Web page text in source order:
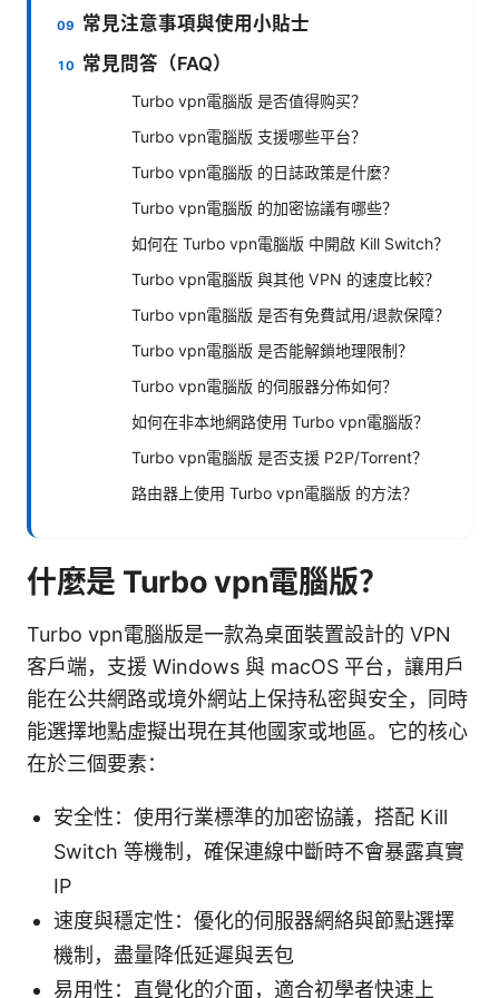
常見注意事項與使用小貼士
常見問答（FAQ）
Turbo vpn電腦版 是否值得购买？
Turbo vpn電腦版 支援哪些平台？
Turbo vpn電腦版 的日誌政策是什麼？
Turbo vpn電腦版 的加密協議有哪些？
如何在 Turbo vpn電腦版 中開啟 Kill Switch？
Turbo vpn電腦版 與其他 VPN 的速度比較？
Turbo vpn電腦版 是否有免費試用/退款保障？
Turbo vpn電腦版 是否能解鎖地理限制？
Turbo vpn電腦版 的伺服器分佈如何？
如何在非本地網路使用 Turbo vpn電腦版？
Turbo vpn電腦版 是否支援 P2P/Torrent？
路由器上使用 Turbo vpn電腦版 的方法？
什麼是 Turbo vpn電腦版？
Turbo vpn電腦版是一款為桌面裝置設計的 VPN
客戶端，支援 Windows 與 macOS 平台，讓用戶
能在公共網路或境外網站上保持私密與安全，同時
能選擇地點虛擬出現在其他國家或地區。它的核心
在於三個要素：
安全性：使用行業標準的加密協議，搭配 Kill
Switch 等機制，確保連線中斷時不會暴露真實
IP
速度與穩定性：優化的伺服器網絡與節點選擇
機制，盡量降低延遲與丟包
易用性：直覺化的介面，適合初學者快速上